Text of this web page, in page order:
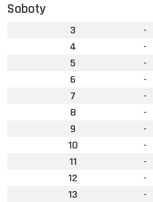
Soboty
3
-
4
-
5
-
6
-
7
-
8
-
9
-
10
-
11
-
12
-
13
-